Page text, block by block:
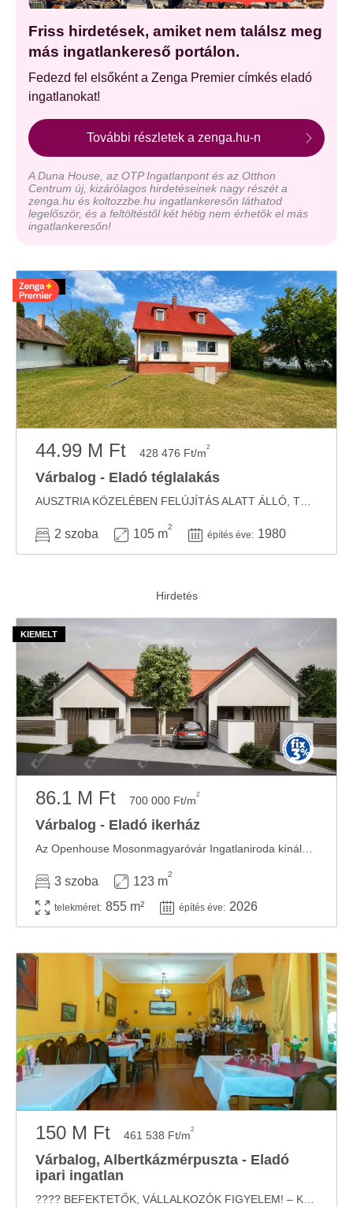
Friss hirdetések, amiket nem találsz meg
más ingatlankereső portálon.
Fedezd fel elsőként a Zenga Premier címkés eladó
ingatlanokat!
További részletek a zenga.hu-n
A Duna House, az OTP Ingatlanpont és az Otthon
Centrum új, kizárólagos hirdetéseinek nagy részét a
zenga.hu és koltozzbe.hu ingatlankeresőn láthatod
legelőször, és a feltöltéstől két hétig nem érhetők el más
ingatlankeresőn!
44.99 M Ft 428 476 Ft/m2
Várbalog - Eladó téglalakás
2 szoba 105 m
2
építés éve: 1980
86.1 M Ft 700 000 Ft/m2
Várbalog - Eladó ikerház
3 szoba 123 m
2
telekméret: 855 m² építés éve: 2026
150 M Ft 461 538 Ft/m2
Várbalog, Albertkázmérpuszta - Eladó
ipari ingatlan